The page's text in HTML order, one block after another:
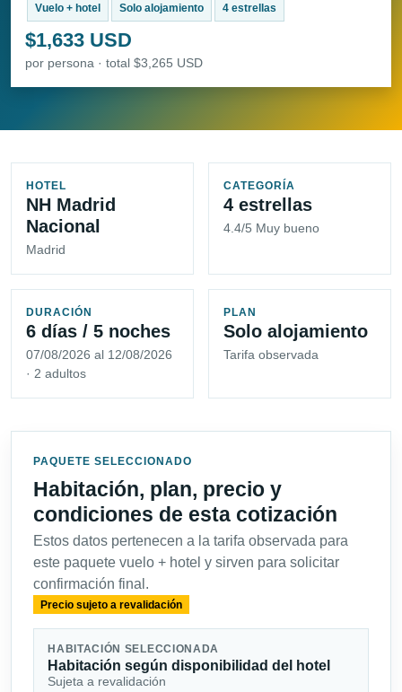
Vuelo + hotel Solo alojamiento 4 estrellas
$1,633 USD
por persona · total $3,265 USD
HOTEL
NH Madrid
Nacional
Madrid
CATEGORÍA
4 estrellas
4.4/5 Muy bueno
DURACIÓN
6 días / 5 noches
07/08/2026 al 12/08/2026
· 2 adultos
PLAN
Solo alojamiento
Tarifa observada
PAQUETE SELECCIONADO
Habitación, plan, precio y
condiciones de esta cotización
Estos datos pertenecen a la tarifa observada para
este paquete vuelo + hotel y sirven para solicitar
confirmación final.
Precio sujeto a revalidación
HABITACIÓN SELECCIONADA
Habitación según disponibilidad del hotel
Sujeta a revalidación